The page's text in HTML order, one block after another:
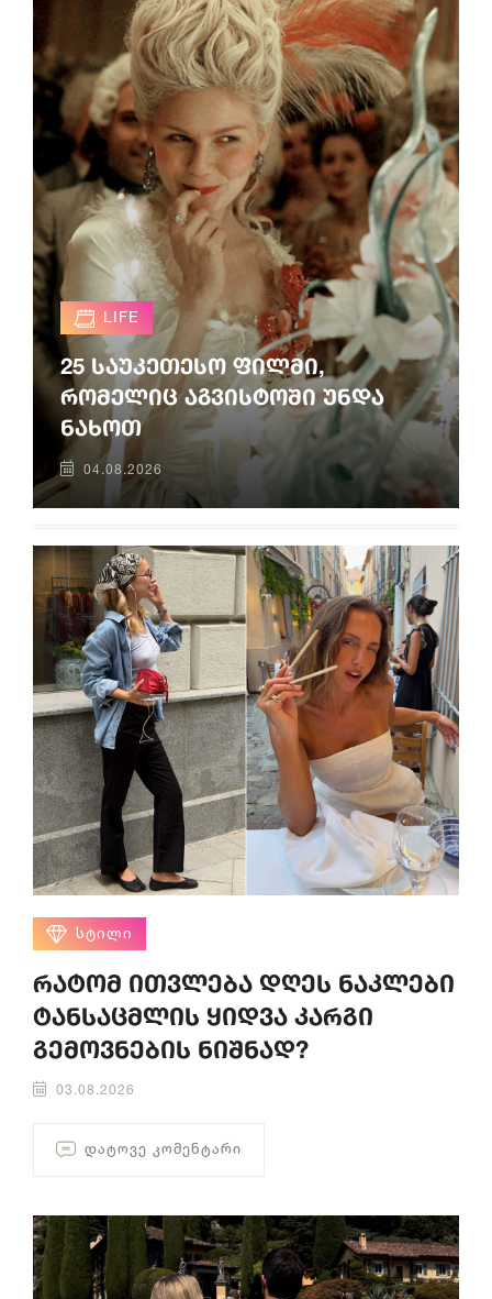
LIFE
25 საუკეთესო ფილმი,
რომელიც აგვისტოში უნდა
ნახოთ
04.08.2026
ᲡᲢᲘᲚᲘ
რატომ ითვლება დღეს ნაკლები
ტანსაცმლის ყიდვა კარგი
გემოვნების ნიშნად?
03.08.2026
ᲓᲐᲢᲝᲕᲔ ᲙᲝᲛᲔᲜᲢᲐᲠᲘ